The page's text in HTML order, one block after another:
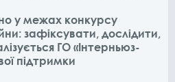
у межах конкурсу
зафіксувати, дослідити,
ГО «Інтерньюз-
підтримки